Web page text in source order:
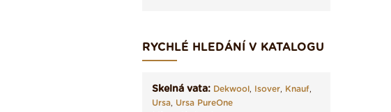
RYCHLÉ HLEDÁNÍ V KATALOGU
Skelná vata: Dekwool, Isover, Knauf,
Ursa, Ursa PureOne